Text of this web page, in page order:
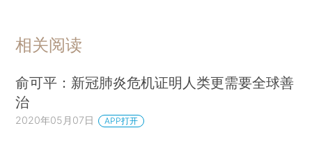
相关阅读
俞可平：新冠肺炎危机证明人类更需要全球善
治
2020年05月07日 APP打开